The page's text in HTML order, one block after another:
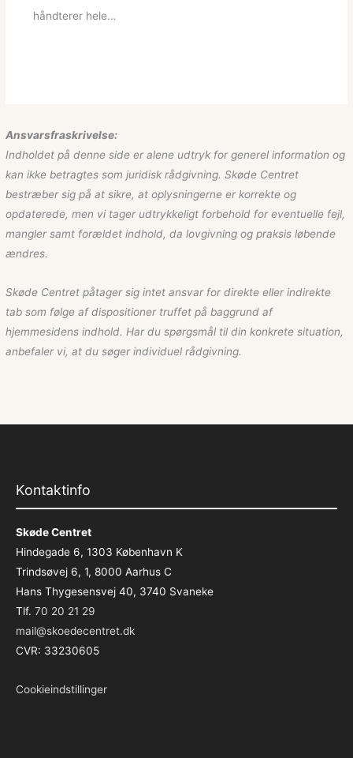
håndterer hele…
Ansvarsfraskrivelse:
Indholdet på denne side er alene udtryk for generel information og
kan ikke betragtes som juridisk rådgivning. Skøde Centret
bestræber sig på at sikre, at oplysningerne er korrekte og
opdaterede, men vi tager udtrykkeligt forbehold for eventuelle fejl,
mangler samt forældet indhold, da lovgivning og praksis løbende
ændres.
Skøde Centret påtager sig intet ansvar for direkte eller indirekte
tab som følge af dispositioner truffet på baggrund af
hjemmesidens indhold. Har du spørgsmål til din konkrete situation,
anbefaler vi, at du søger individuel rådgivning.
Kontaktinfo
Skøde Centret
Hindegade 6, 1303 København K
Trindsøvej 6, 1, 8000 Aarhus C
Hans Thygesensvej 40, 3740 Svaneke
Tlf. 70 20 21 29
mail@skoedecentret.dk
CVR: 33230605
Cookieindstillinger